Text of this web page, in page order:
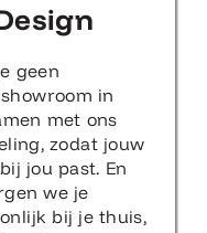
geen
in
met ons
zodat jouw
jou past. En
we je
bij je thuis,